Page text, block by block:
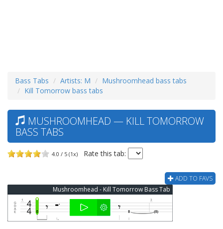
Bass Tabs Artists: M
Mushroomhead bass tabs
Kill Tomorrow bass tabs
MUSHROOMHEAD — KILL TOMORROW
BASS TABS
4.0 / 5 (1x) Rate this tab:
ADD TO FAVS
Mushroomhead - Kill Tomorrow Bass Tab